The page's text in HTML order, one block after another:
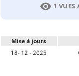
visibility 1 VUES
Mise à jours
18- 12 - 2025